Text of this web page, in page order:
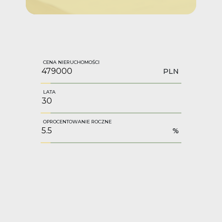
CENA NIERUCHOMOŚCI
PLN
LATA
OPROCENTOWANIE ROCZNE
%